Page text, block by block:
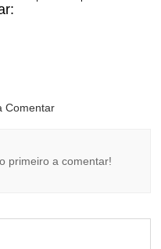
Comentar
primeiro a comentar!